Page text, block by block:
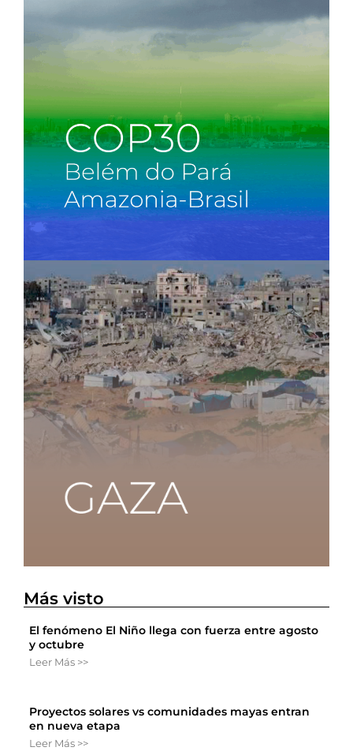
Más visto
El fenómeno El Niño llega con fuerza entre agosto
y octubre
Leer Más >>
Proyectos solares vs comunidades mayas entran
en nueva etapa
Leer Más >>